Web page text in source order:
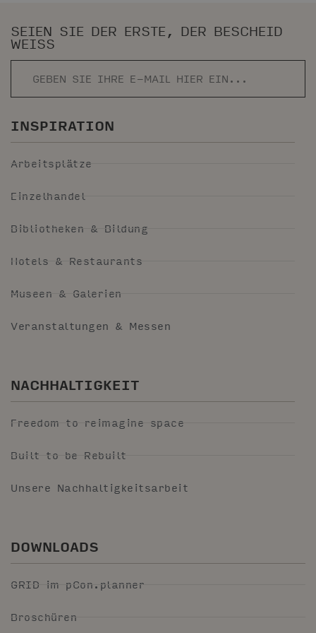
SEIEN SIE DER ERSTE, DER BESCHEID
WEISS
INSPIRATION
Arbeitsplätze
Einzelhandel
Bibliotheken & Bildung
Hotels & Restaurants
Museen & Galerien
Veranstaltungen & Messen
NACHHALTIGKEIT
Freedom to reimagine space
Built to be Rebuilt
Unsere Nachhaltigkeitsarbeit
DOWNLOADS
GRID im pCon.planner
Broschüren